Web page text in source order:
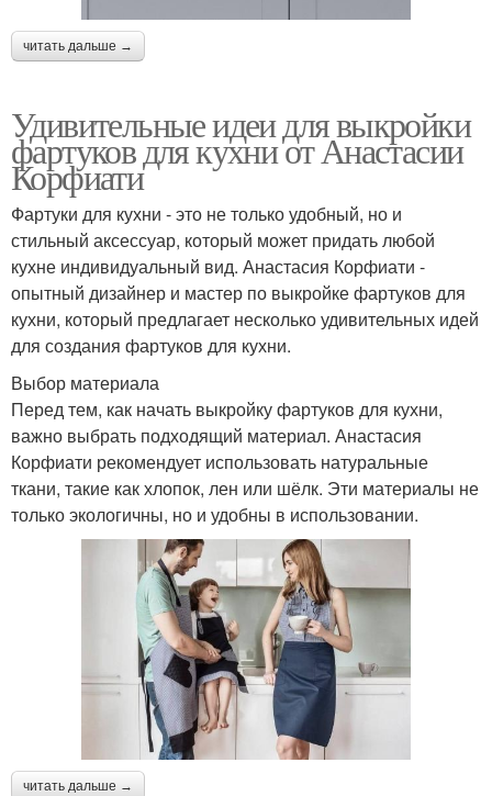
читать дальше →
Удивительные идеи для выкройки
фартуков для кухни от Анастасии
Корфиати
Фартуки для кухни - это не только удобный, но и
стильный аксессуар, который может придать любой
кухне индивидуальный вид. Анастасия Корфиати -
опытный дизайнер и мастер по выкройке фартуков для
кухни, который предлагает несколько удивительных идей
для создания фартуков для кухни.
Выбор материала
Перед тем, как начать выкройку фартуков для кухни,
важно выбрать подходящий материал. Анастасия
Корфиати рекомендует использовать натуральные
ткани, такие как хлопок, лен или шёлк. Эти материалы не
только экологичны, но и удобны в использовании.
читать дальше →